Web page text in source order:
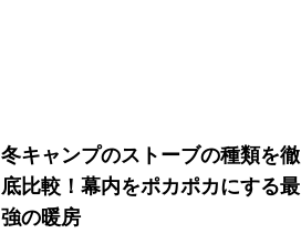
冬キャンプのストーブの種類を徹
底比較！幕内をポカポカにする最
強の暖房